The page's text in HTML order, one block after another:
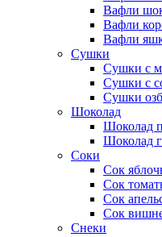
Вафли
Вафли
Вафли
Сушки
Сушки с
Сушки с
Сушки
Шоколад
Шоколад
Шоколад
Соки
Сок
Сок
Сок
Сок
Снеки